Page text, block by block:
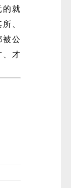
的就
、
被公
、才